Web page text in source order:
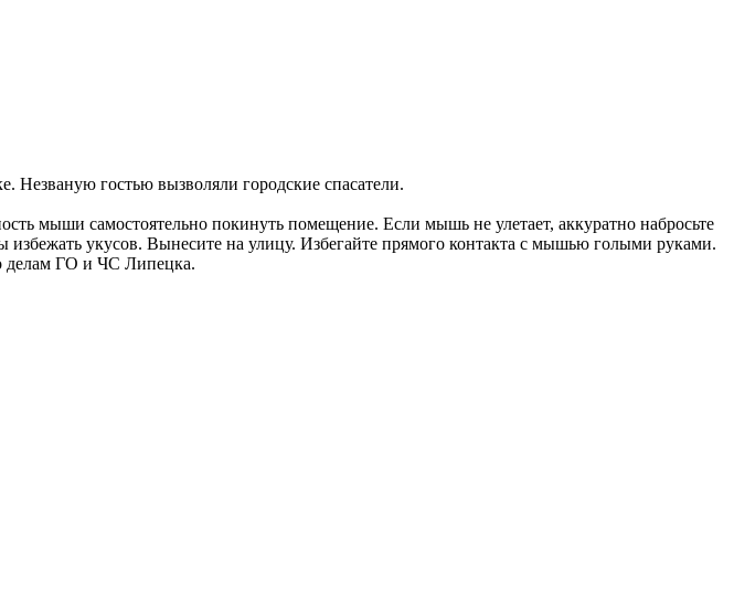
гостью вызволяли городские спасатели.
мыши самостоятельно покинуть помещение. Если мышь не улетает, аккуратно набросьте
укусов. Вынесите на улицу. Избегайте прямого контакта с мышью голыми руками.
делам ГО и ЧС Липецка.